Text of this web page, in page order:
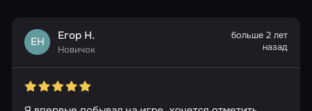
ЕН Егор Н.
Новичок
больше 2 лет
назад